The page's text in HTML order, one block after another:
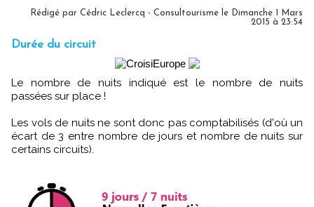
Rédigé par Cédric Leclercq - Consultourisme le Dimanche 1 Mars
2015 à 23:54
Durée du circuit
Le nombre de nuits indiqué est le nombre de nuits
passées sur place !
Les vols de nuits ne sont donc pas comptabilisés (d'où un
écart de 3 entre nombre de jours et nombre de nuits sur
certains circuits).